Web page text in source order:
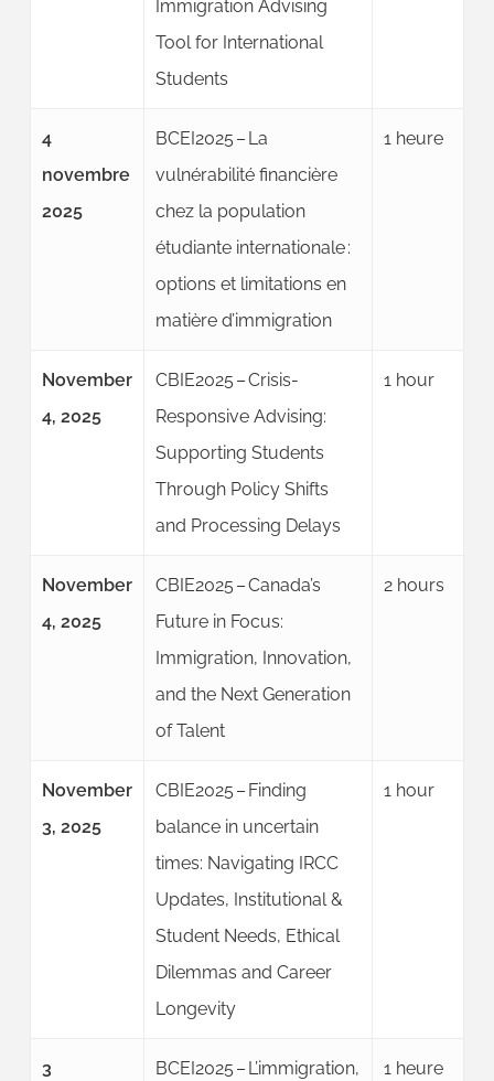
Immigration Advising
Tool for International
Students
4
novembre
2025
BCEI2025 – La
vulnérabilité financière
chez la population
étudiante internationale :
options et limitations en
matière d’immigration
1 heure
November
4, 2025
CBIE2025 – Crisis-
Responsive Advising:
Supporting Students
Through Policy Shifts
and Processing Delays
1 hour
November
4, 2025
CBIE2025 – Canada’s
Future in Focus:
Immigration, Innovation,
and the Next Generation
of Talent
2 hours
November
3, 2025
CBIE2025 – Finding
balance in uncertain
times: Navigating IRCC
Updates, Institutional &
Student Needs, Ethical
Dilemmas and Career
Longevity
1 hour
3
BCEI2025 – L’immigration,
1 heure